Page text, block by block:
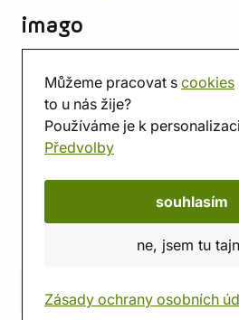
Můžeme pracovat s cookies
to u nás žije?
Používáme je k
Předvolby
souhlasím
ne, jsem tu
Zásady ochrany osobních
imago
Prodejna
Herna
O nás
Hodnocení obchodu